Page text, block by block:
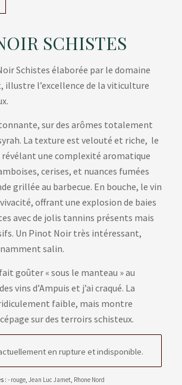
SCHISTES
Schistes élaborée par le domaine
illustre l’excellence de la viticulture
sur des arômes totalement
La texture est velouté et riche, le
révélant une complexité aromatique
cerises, et nuances fumées
grillée au barbecue. En bouche, le vin
offrant une explosion de baies
avec de jolis tannins présents mais
Un Pinot Noir très intéressant,
salin.
goûter « sous le manteau » au
vins d’Ampuis et j’ai craqué. La
faible, mais montre
sur des terroirs schisteux.
en rupture et indisponible.
: - rouge, Jean Luc Jamet, Rhone Nord